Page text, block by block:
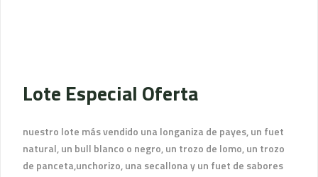
Lote Especial Oferta
nuestro lote más vendido una longaniza de payes, un fuet
natural, un bull blanco o negro, un trozo de lomo, un trozo
de panceta,unchorizo, una secallona y un fuet de sabores